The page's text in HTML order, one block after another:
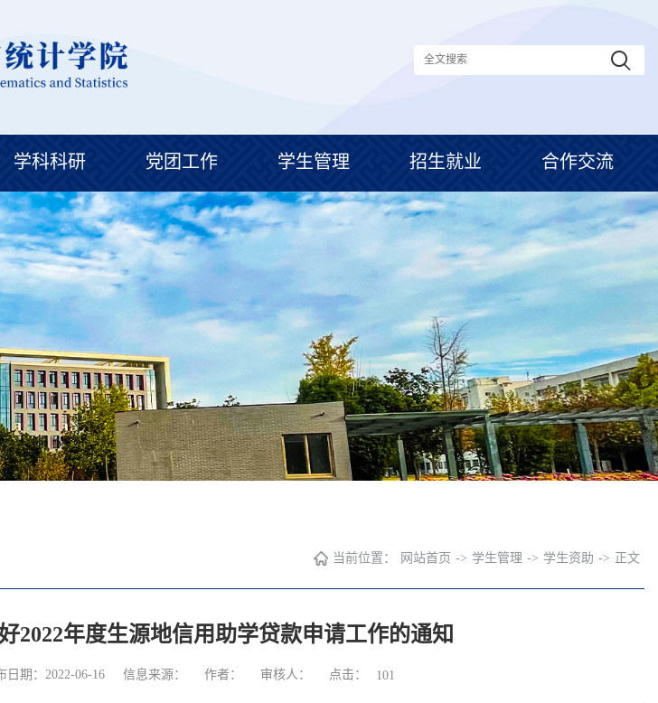
学科科研 党团工作 学生管理 招生就业 合作交流
当前位置： 网站首页 -> 学生管理 -> 学生资助 -> 正文
2022年度生源地信用助学贷款申请工作的通知
日期：2022-06-16 信息来源： 作者： 审核人： 点击： 101